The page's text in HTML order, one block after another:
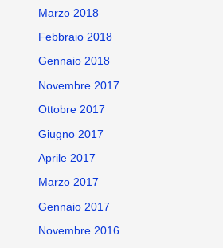
Marzo 2018
Febbraio 2018
Gennaio 2018
Novembre 2017
Ottobre 2017
Giugno 2017
Aprile 2017
Marzo 2017
Gennaio 2017
Novembre 2016